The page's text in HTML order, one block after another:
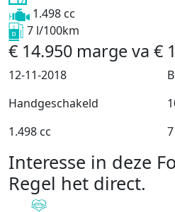
1.498 cc
7 l/100km
€ 14.950 marge va €
12-11-2018
Handgeschakeld
1.498 cc
Interesse in deze
Regel het direct.